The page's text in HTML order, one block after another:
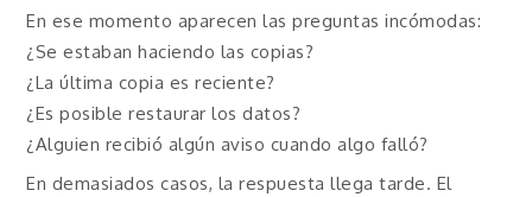
En ese momento aparecen las preguntas incómodas:
¿Se estaban haciendo las copias?
¿La última copia es reciente?
¿Es posible restaurar los datos?
¿Alguien recibió algún aviso cuando algo falló?
En demasiados casos, la respuesta llega tarde. El